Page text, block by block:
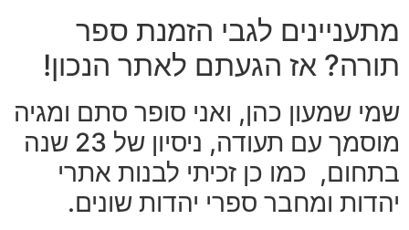
מתעניינים לגבי הזמנת ספר
תורה? אז הגעתם לאתר הנכון!
שמי שמעון כהן, ואני סופר סתם ומגיה
מוסמך עם תעודה, ניסיון של 23 שנה
בתחום, כמו כן זכיתי לבנות אתרי
יהדות ומחבר ספרי יהדות שונים.